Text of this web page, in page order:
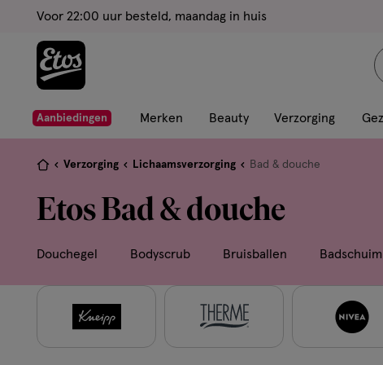
ga
de
hoofd
ga
naar
de
ga
naar
Voor 22:00 uur besteld, maandag in huis
Aanbiedingen Merken Beauty Verzorging
Je
hier:
Verzorging Lichaamsverzorging Bad & douche
Etos Bad & douche
Douchegel Bodyscrub Bruisballen Badschuim